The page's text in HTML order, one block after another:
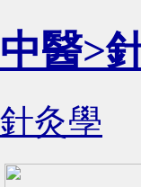
中醫>
針灸學